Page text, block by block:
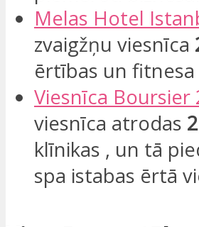
Melas Hotel
zvaigžņu viesnīca
ērtības un
Viesnīca Boursier
viesnīca atrodas
klīnikas , un tā
spa istabas ērtā